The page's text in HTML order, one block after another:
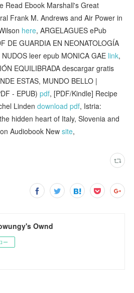
Read Ebook Marshall's Great
Frank M. Andrews and Air Power in
here, ARGELAGUES ePub
DE GUARDIA EN NEONATOLOGÍA
NUDOS leer epub MONICA GAE link,
EQUILIBRADA descargar gratis
ESTAS, MUNDO BELLO |
- EPUB)pdf, [PDF/Kindle] Recipe
Lindendownload pdf, Istria:
hidden heart of Italy, Slovenia and
Audiobook Newsite,
Ownd
ー